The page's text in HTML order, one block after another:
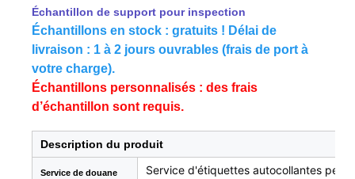
Échantillon de support pour inspection
Échantillons en stock : gratuits ! Délai de
livraison : 1 à 2 jours ouvrables (frais de port à
votre charge).
Échantillons personnalisés : des frais
d’échantillon sont requis.
Description du produit
Service de douane
Service d'étiquettes autocollantes